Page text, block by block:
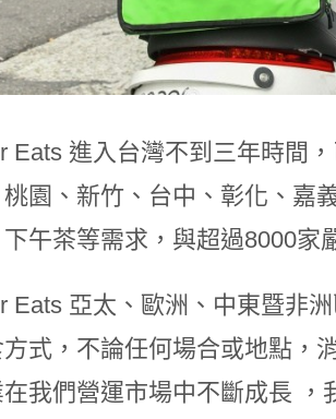
Eats 進入台灣不到三年時間
園、新竹、台中、彰化、嘉
午茶等需求，與超過8000家
Eats 亞太、歐洲、中東暨非
式，不論任何場合或地點，
在我們營運市場中不斷成長